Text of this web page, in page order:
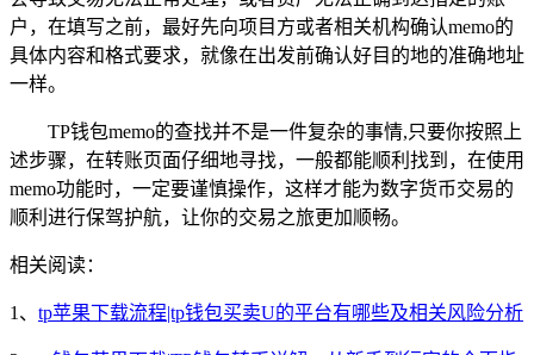
户，在填写之前，最好先向项目方或者相关机构确认memo的
具体内容和格式要求，就像在出发前确认好目的地的准确地址
一样。
TP钱包memo的查找并不是一件复杂的事情,只要你按照上
述步骤，在转账页面仔细地寻找，一般都能顺利找到，在使用
memo功能时，一定要谨慎操作，这样才能为数字货币交易的
顺利进行保驾护航，让你的交易之旅更加顺畅。
相关阅读：
1、 tp苹果下载流程|tp钱包买卖U的平台有哪些及相关风险分析